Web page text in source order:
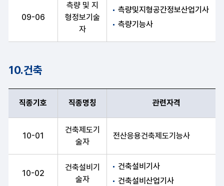
09-06
측량 및 지
형정보기술
자
측량및지형공간정보산업기사
측량기능사
10.건축
직종기호, 직종명칭, 관련자격 항목 순으로 건축 안내표
직종기호 직종명칭 관련자격
10-01
건축제도기
술자
전산응용건축제도기능사
10-02
건축설비기
술자
건축설비기사
건축설비산업기사